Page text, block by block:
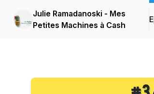
Julie Ramadanoski - Mes
Petites Machines à Cash